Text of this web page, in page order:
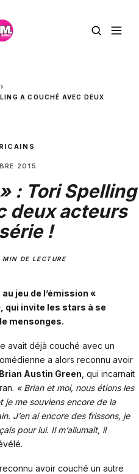
›
A COUCHÉ AVEC DEUX
2015
: Tori Spelling
deux acteurs
!
MIN DE LECTURE
jeu de l’émission «
qui invite les stars à se
mensonges.
avait déjà couché avec un
a alors reconnu avoir
Brian Austin Green , qui incarnait
« Brian et moi, nous étions les
je me souviens encore de la
J’en ai encore des frissons, je
pour lui. Il m’allumait, il
avoir couché un autre